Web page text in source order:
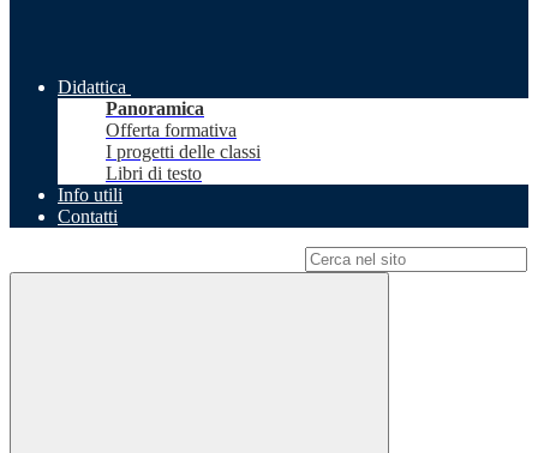
Didattica
Panoramica
Offerta formativa
I progetti delle classi
Libri di testo
Info utili
Contatti